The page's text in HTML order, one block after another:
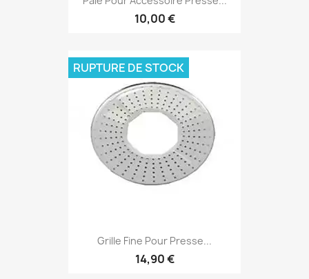
10,00 €
Grille Fine Pour Presse...
14,90 €
RUPTURE DE STOCK